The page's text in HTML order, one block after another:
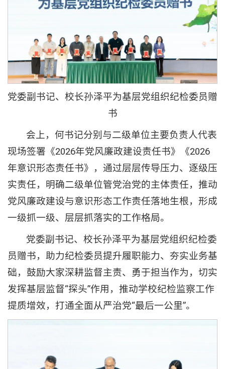
党委副书记、校长孙泽平为基层党组织纪检委员赠
书
会上，何书记分别与二级单位主要负责人代表
现场签署《2026年党风廉政建设责任书》《2026
年意识形态责任书》，通过层层传导压力、逐级压
实责任，明确二级单位管党治党的主体责任，推动
党风廉政建设与意识形态工作责任落地生根，形成
一级抓一级、层层抓落实的工作格局。
党委副书记、校长孙泽平为基层党组织纪检委
员赠书，助力纪检委员提升履职能力、夯实业务基
础，鼓励大家深耕监督主责、勇于担当作为，切实
发挥基层监督“探头”作用，推动学校纪检监察工作
提质增效，打通全面从严治党“最后一公里”。